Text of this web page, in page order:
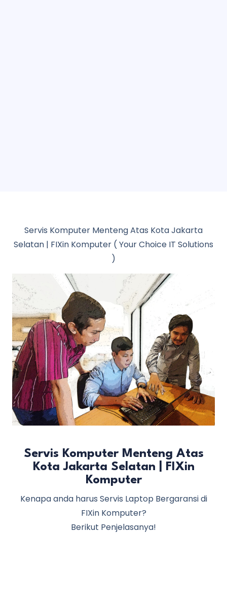
Servis Komputer Menteng Atas Kota Jakarta
Selatan | FIXin Komputer ( Your Choice IT Solutions
)
Servis Komputer Menteng Atas
Kota Jakarta Selatan | FIXin
Komputer
Kenapa anda harus Servis Laptop Bergaransi di
FIXin Komputer?
Berikut Penjelasanya!